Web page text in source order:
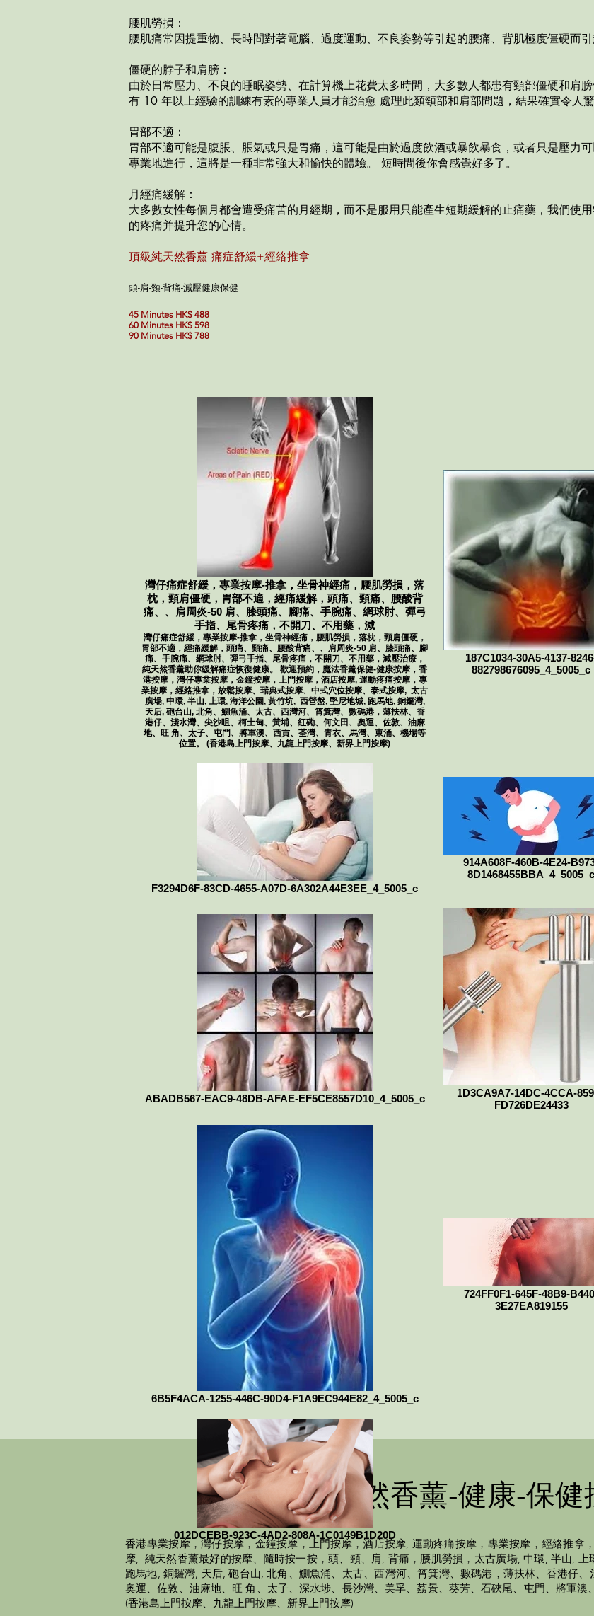
腰肌勞損：
腰肌痛常因提重物、長時間對著電腦、過度運動、不良姿勢等引起的腰痛、背肌極度僵硬而
僵硬的脖子和肩膀：
由於日常壓力、不良的睡眠姿勢、在計算機上花費太多時間，大多數人都患有頸部僵硬和肩
有 10 年以上經驗的訓練有素的專業人員才能治愈 處理此類頸部和肩部問題，結果確實令人
胃部不適：
胃部不適可能是腹脹、脹氣或只是胃痛，這可能是由於過度飲酒或暴飲暴食，或者只是壓力
專業地進行，這將是一種非常強大和愉快的體驗。 短時間後你會感覺好多了。
月經痛緩解：
大多數女性每個月都會遭受痛苦的月經期，而不是服用只能產生短期緩解的止痛藥，我們使
的疼痛并提升您的心情。
頂級純天然香薰-痛症舒緩+經絡推拿
頭-肩-頸-背痛-減壓健康保健
45 Minutes HK$ 488
60 Minutes HK$ 598
90 Minutes HK$ 788
純天然香薰-健康-保健
香港專業按摩，灣仔按摩，金鐘按摩，上門按摩，酒店按摩, 運動疼痛按摩，專業按摩，經絡推拿
摩, 純天然香薰最好的按摩、隨時按一按，頭、頸、肩, 背痛，腰肌勞損，太古廣場, 中環, 半山,
跑馬地, 銅鑼灣, 天后, 砲台山, 北角、鰂魚涌、太古、西灣河、筲箕灣、數碼港，薄扶林、香港仔、
奧運、佐敦、油麻地、旺 角、太子、深水埗、長沙灣、美孚、荔景、葵芳、石硤尾、屯門、將軍澳
(香港島上門按摩、九龍上門按摩、新界上門按摩)
灣仔痛症舒緩，​專業按摩-推拿，坐骨神經痛，腰肌勞損，落
枕，頸肩僵硬，胃部不適，經痛緩解，頭痛、頸痛、腰酸背
痛、、肩周炎-50 肩、膝頭痛、腳痛、手腕痛、網球肘、彈弓
手指、尾骨疼痛，不開刀、不用藥，減
灣仔痛症舒緩，​專業按摩-推拿，坐骨神經痛，腰肌勞損，落枕，頸肩僵硬，
胃部不適，經痛緩解，頭痛、頸痛、腰酸背痛、、肩周炎-50 肩、膝頭痛、腳
痛、手腕痛、網球肘、彈弓手指、尾骨疼痛，不開刀、不用藥，減壓治療，
純天然香薰助你緩解痛症恢復健康。 歡迎預約，魔法香薰保健-健康按摩，香
港按摩，灣仔​​專業按摩，金鐘按摩，上門按摩，酒店按摩, 運動疼痛按摩，專
業按摩，經絡推拿，放鬆按摩、瑞典式按摩、中式穴位按摩、泰式按摩, 太古
廣場, 中環, 半山, 上環, 海洋公園, 黃竹坑, 西營盤, 堅尼地城, 跑馬地, 銅鑼灣,
天后, 砲台山, 北角、鰂魚涌、太古、西灣河、筲箕灣、數碼港，薄扶林、香
港仔、淺水灣、尖沙咀、柯士甸、黃埔、紅磡、何文田、奧運、佐敦、油麻
地、旺 角、太子、屯門、將軍澳、西貢、荃灣、青衣、馬灣、東涌、機場等
位置。 (香港島上門按摩、九龍上門按摩、新界上門按摩)
187C1034-30A5-4137-
882798676095_4_5005_c
F3294D6F-83CD-4655-A07D-6A302A44E3EE_4_5005_c
914A608F-460B-4E24-
8D1468455BBA_4_5005_c
ABADB567-EAC9-48DB-AFAE-EF5CE8557D10_4_5005_c
1D3CA9A7-14DC-4CCA-
FD726DE24433
6B5F4ACA-1255-446C-90D4-F1A9EC944E82_4_5005_c
724FF0F1-645F-48B9-
3E27EA819155
012DCEBB-923C-4AD2-808A-1C0149B1D20D